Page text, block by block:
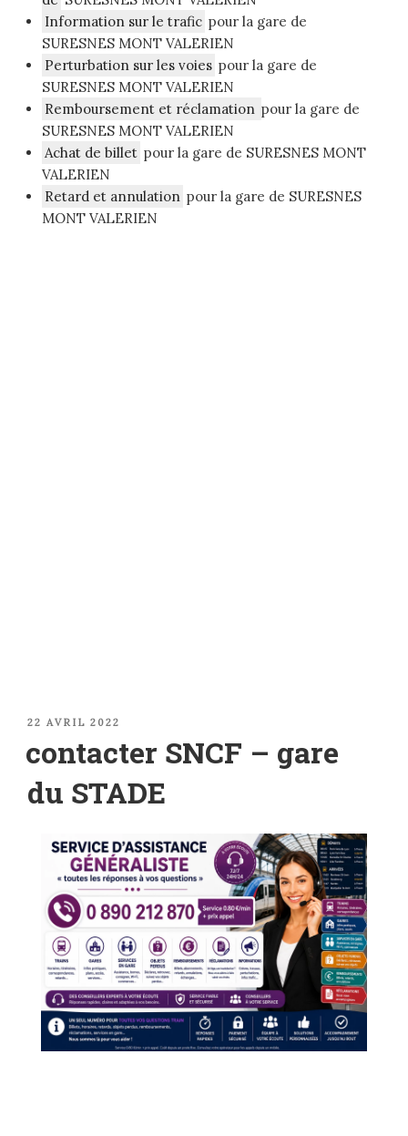
Information sur le trafic pour la gare de
SURESNES MONT VALERIEN
Perturbation sur les voies pour la gare de
SURESNES MONT VALERIEN
Remboursement et réclamation pour la gare de
SURESNES MONT VALERIEN
Achat de billet pour la gare de SURESNES MONT
VALERIEN
Retard et annulation pour la gare de SURESNES
MONT VALERIEN
PUBLIÉ
22 AVRIL 2022
contacter SNCF – gare
du STADE